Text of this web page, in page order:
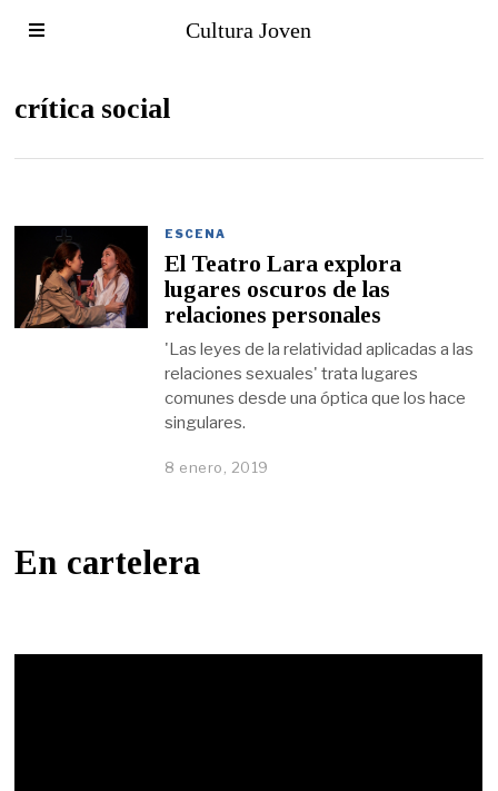
Cultura Joven
crítica social
ESCENA
El Teatro Lara explora
lugares oscuros de las
relaciones personales
'Las leyes de la relatividad aplicadas a las
relaciones sexuales' trata lugares
comunes desde una óptica que los hace
singulares.
8 enero, 2019
En cartelera